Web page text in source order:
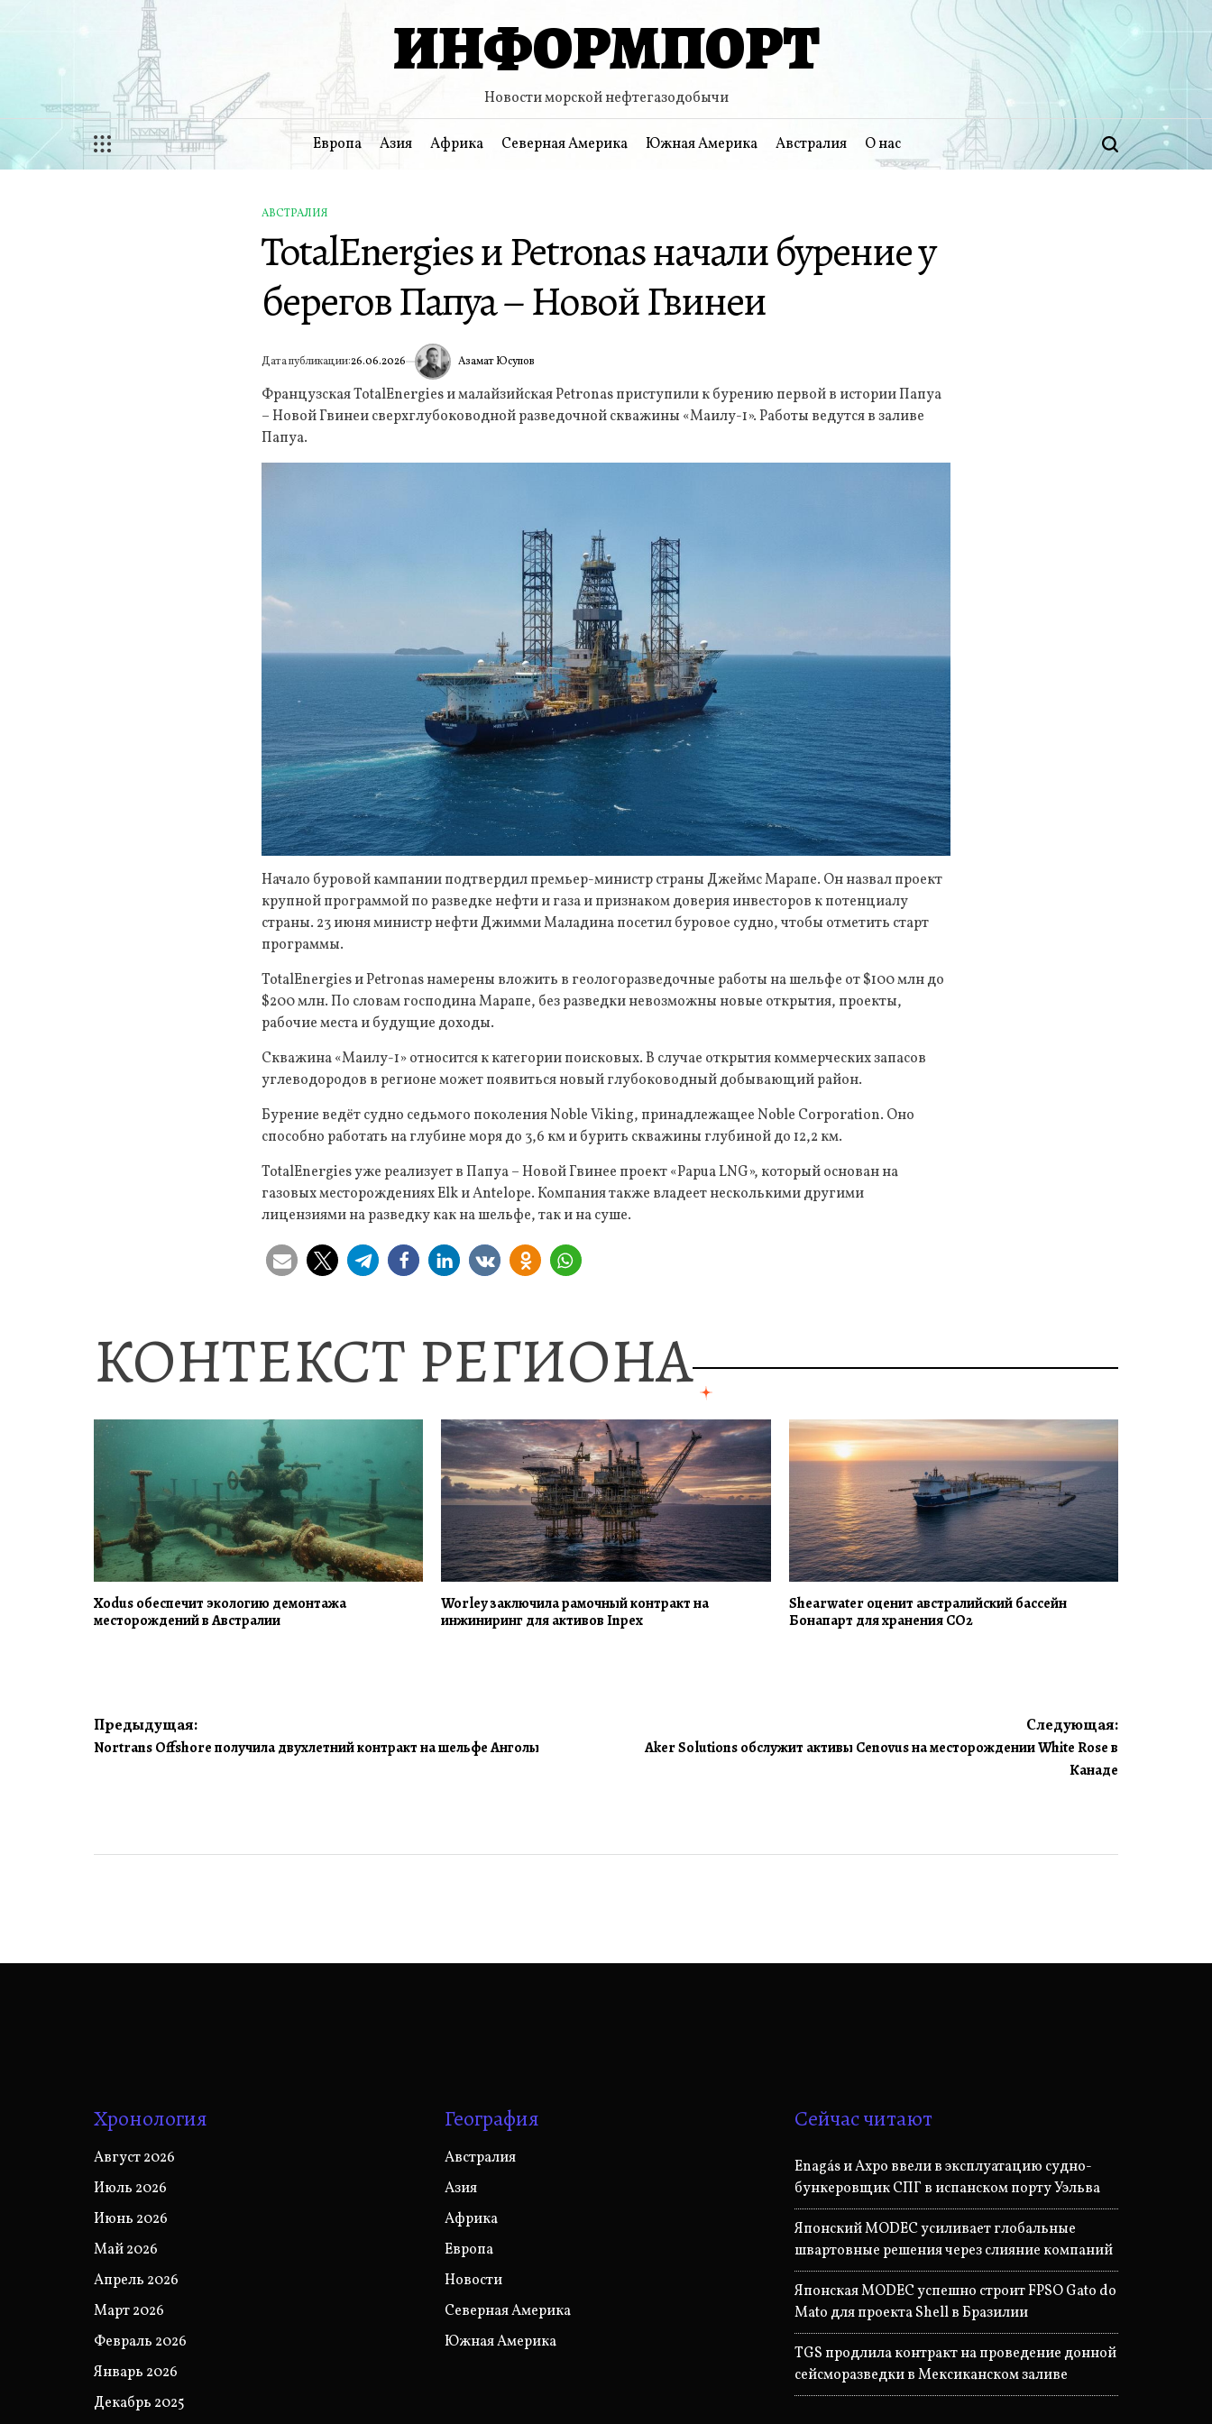
ИНФОРМПОРТ
Новости морской нефтегазодобычи
Европа Азия Африка Северная Америка Южная Америка Австралия О нас Поиск
ОПУБЛИКОВАНО
В
АВСТРАЛИЯ
TotalEnergies и Petronas начали бурение у
берегов Папуа – Новой Гвинеи
Дата публикации:26.06.2026 ИА Азамат Юсупов
Французская TotalEnergies и малайзийская Petronas приступили к бурению первой в истории Папуа
– Новой Гвинеи сверхглубоководной разведочной скважины «Маилу-1». Работы ведутся в заливе
Папуа.
Начало буровой кампании подтвердил премьер-министр страны Джеймс Марапе. Он назвал проект
крупной программой по разведке нефти и газа и признаком доверия инвесторов к потенциалу
страны. 23 июня министр нефти Джимми Маладина посетил буровое судно, чтобы отметить старт
программы.
TotalEnergies и Petronas намерены вложить в геологоразведочные работы на шельфе от $100 млн до
$200 млн. По словам господина Марапе, без разведки невозможны новые открытия, проекты,
рабочие места и будущие доходы.
Скважина «Маилу-1» относится к категории поисковых. В случае открытия коммерческих запасов
углеводородов в регионе может появиться новый глубоководный добывающий район.
Бурение ведёт судно седьмого поколения Noble Viking, принадлежащее Noble Corporation. Оно
способно работать на глубине моря до 3,6 км и бурить скважины глубиной до 12,2 км.
TotalEnergies уже реализует в Папуа – Новой Гвинее проект «Papua LNG», который основан на
газовых месторождениях Elk и Antelope. Компания также владеет несколькими другими
лицензиями на разведку как на шельфе, так и на суше.
КОНТЕКСТ РЕГИОНА
Xodus обеспечит экологию демонтажа
месторождений в Австралии
Worley заключила рамочный контракт на
инжиниринг для активов Inpex
Shearwater оценит австралийский бассейн
Бонапарт для хранения CO2
Навигация
Предыдущая:
Nortrans Offshore получила двухлетний контракт на шельфе Анголы
Следующая:
Aker Solutions обслужит активы Cenovus на месторождении White Rose в
Канаде
Хронология
Август 2026
Июль 2026
Июнь 2026
Май 2026
Апрель 2026
Март 2026
Февраль 2026
Январь 2026
Декабрь 2025
География
Австралия
Азия
Африка
Европа
Новости
Северная Америка
Южная Америка
Сейчас читают
Enagás и Axpo ввели в эксплуатацию судно-
бункеровщик СПГ в испанском порту Уэльва
Японский MODEC усиливает глобальные
швартовные решения через слияние компаний
Японская MODEC успешно строит FPSO Gato do
Mato для проекта Shell в Бразилии
TGS продлила контракт на проведение донной
сейсморазведки в Мексиканском заливе